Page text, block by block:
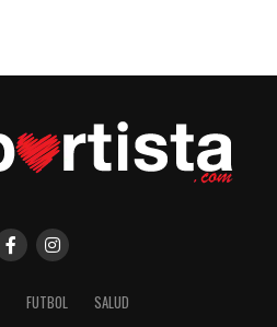
FUTBOL SALUD